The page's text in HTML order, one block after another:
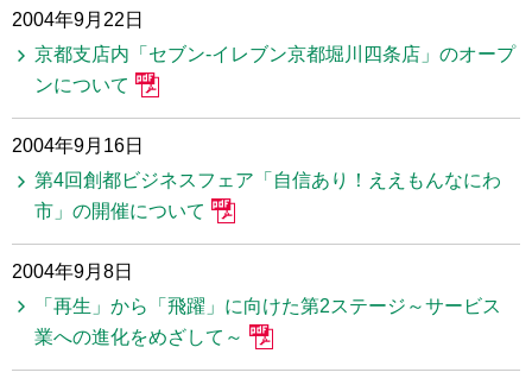
2004年9月22日
京都支店内「セブン-イレブン京都堀川四条店」のオープ
ンについて
2004年9月16日
第4回創都ビジネスフェア「自信あり！ええもんなにわ
市」の開催について
2004年9月8日
「再生」から「飛躍」に向けた第2ステージ～サービス
業への進化をめざして～